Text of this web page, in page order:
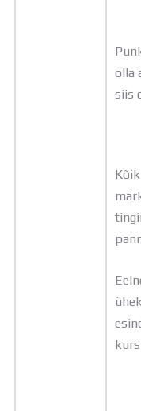
olla
siis